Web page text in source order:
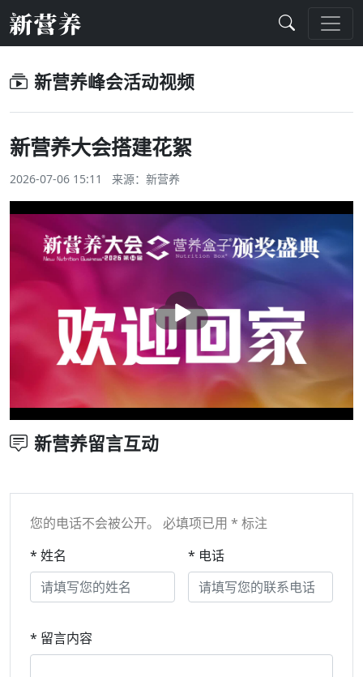
新营养峰会活动视频
新营养大会搭建花絮
2026-07-06 15:11 来源：新营养
放
新营养留言互动
您的电话不会被公开。 必填项已用 * 标注
* 姓名
* 电话
* 留言内容